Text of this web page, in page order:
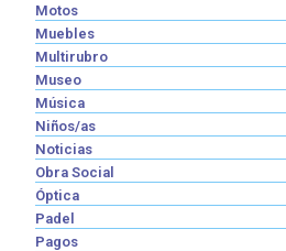
Motos
Muebles
Multirubro
Museo
Música
Niños/as
Noticias
Obra Social
Óptica
Padel
Pagos